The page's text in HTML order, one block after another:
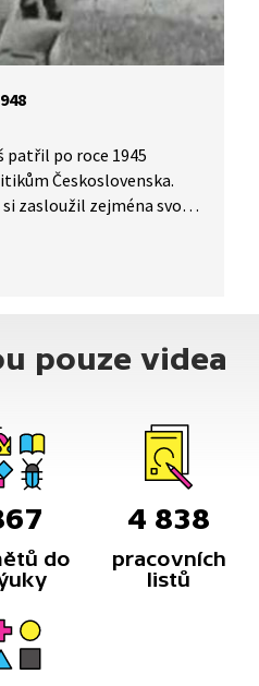
patřil po roce 1945
Československa.
zasloužil zejména svojí
v únoru roku 1948
se Edvard Beneš
jinak? Podívejte se
pouze videa
do
4 838
pracovních
listů